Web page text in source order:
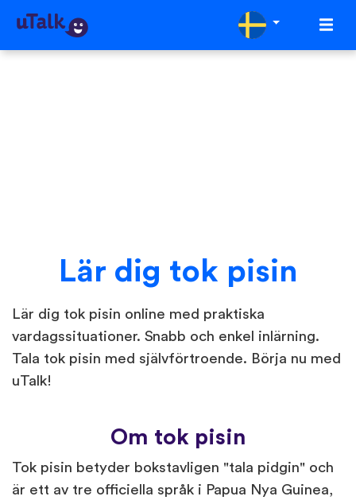
Lär dig tok pisin
Lär dig tok pisin online med praktiska
vardagssituationer. Snabb och enkel inlärning.
Tala tok pisin med självförtroende. Börja nu med
uTalk!
Om tok pisin
Tok pisin betyder bokstavligen "tala pidgin" och
är ett av tre officiella språk i Papua Nya Guinea,